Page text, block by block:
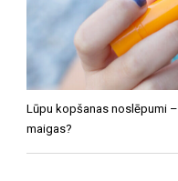
Lūpu kopšanas noslēpumi
maigas?